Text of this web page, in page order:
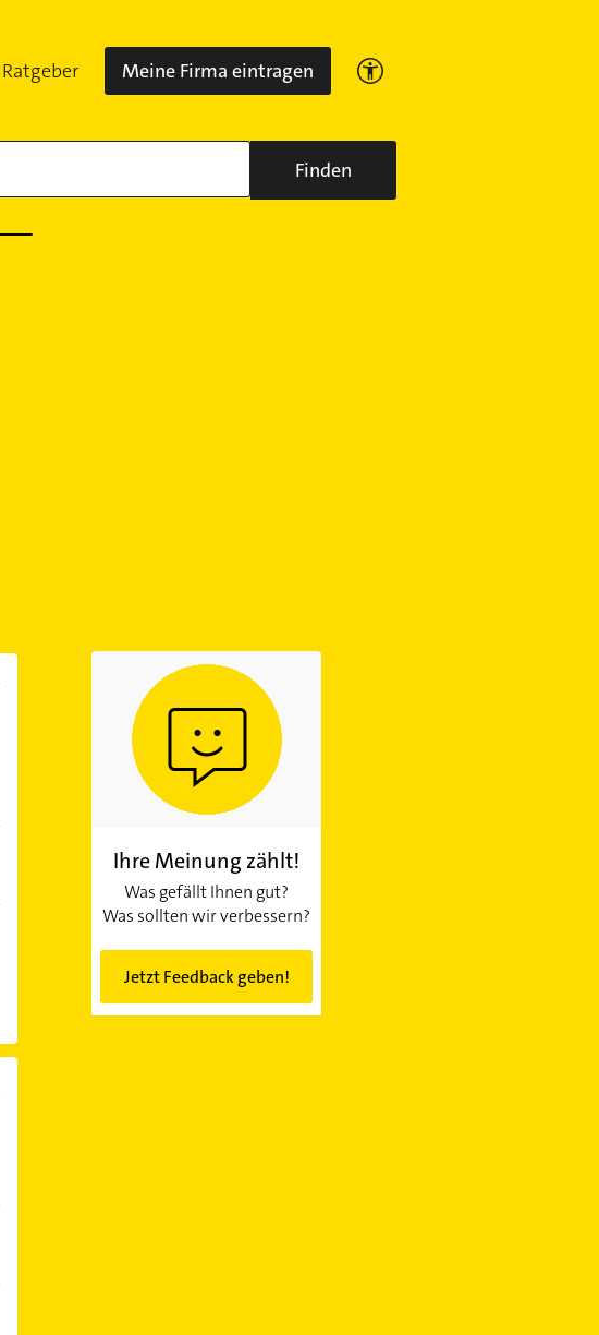
Ratgeber Meine Firma eintragen
Finden
Ihre Meinung zählt!
Was gefällt Ihnen gut?
Was sollten wir verbessern?
Jetzt Feedback geben!